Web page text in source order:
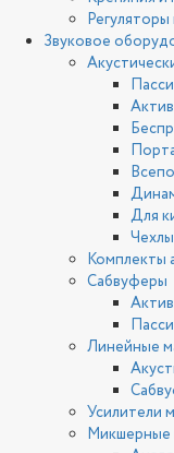
Звуковое
Для
Комплекты
Сабвуферы
Линейные
Усилители
Микшерные